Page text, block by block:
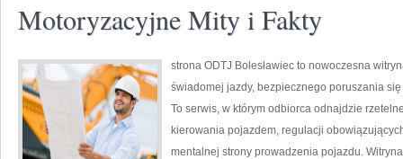
Motoryzacyjne Mity i Fakty
strona ODTJ Bolesławiec to nowoczesna
świadomej jazdy, bezpiecznego poruszania
To serwis, w którym odbiorca odnajdzie
kierowania pojazdem, regulacji
mentalnej strony prowadzenia pojazdu.